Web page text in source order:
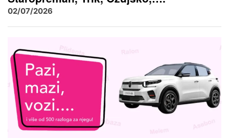
02/07/2026